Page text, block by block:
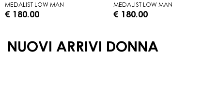
MEDALIST LOW MAN
€ 180.00
MEDALIST LOW MAN
€ 180.00
NUOVI ARRIVI DONNA